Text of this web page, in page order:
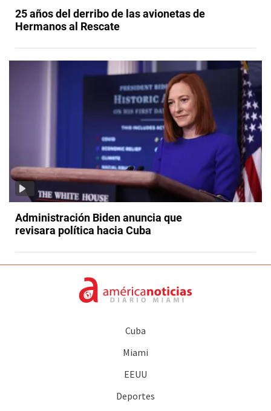
25 años del derribo de las avionetas de
Hermanos al Rescate
Administración Biden anuncia que
revisara política hacia Cuba
Cuba
Miami
EEUU
Deportes